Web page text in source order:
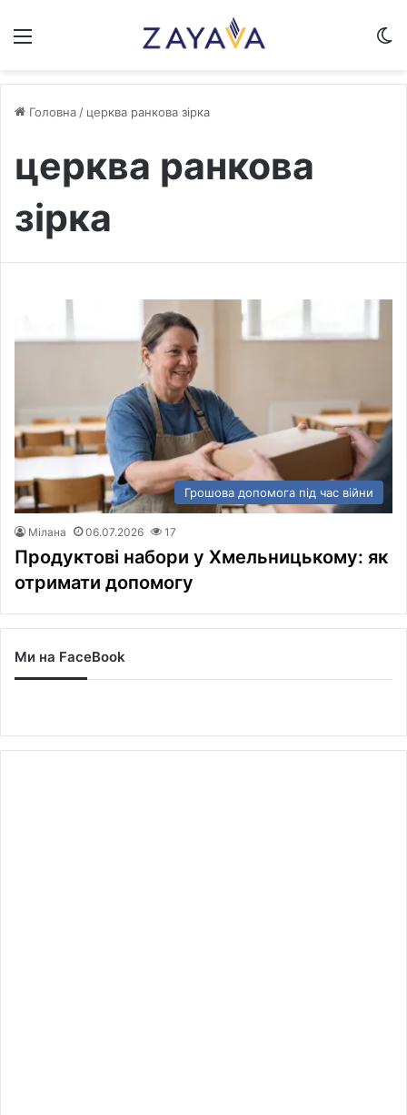
Головна / церква ранкова зірка
церква ранкова
зірка
Грошова допомога під час війни
Мілана 06.07.2026 17
Продуктові набори у Хмельницькому: як
отримати допомогу
Ми на FaceBook